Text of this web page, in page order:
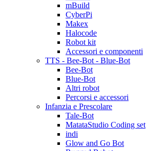
mBuild
CyberPi
Makex
Halocode
Robot kit
Accessori e componenti
TTS - Bee-Bot - Blue-Bot
Bee-Bot
Blue-Bot
Altri robot
Percorsi e accessori
Infanzia e Prescolare
Tale-Bot
MatataStudio Coding set
indi
Glow and Go Bot